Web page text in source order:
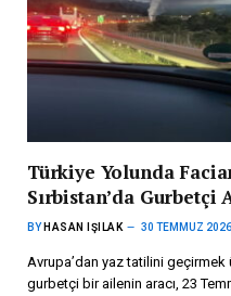
Türkiye Yolunda
Sırbistan’da Gurbetçi
BY HASAN IŞILAK 30 TEMMUZ 2026
Avrupa’dan yaz tatilini geçirmek
gurbetçi bir ailenin aracı, 23